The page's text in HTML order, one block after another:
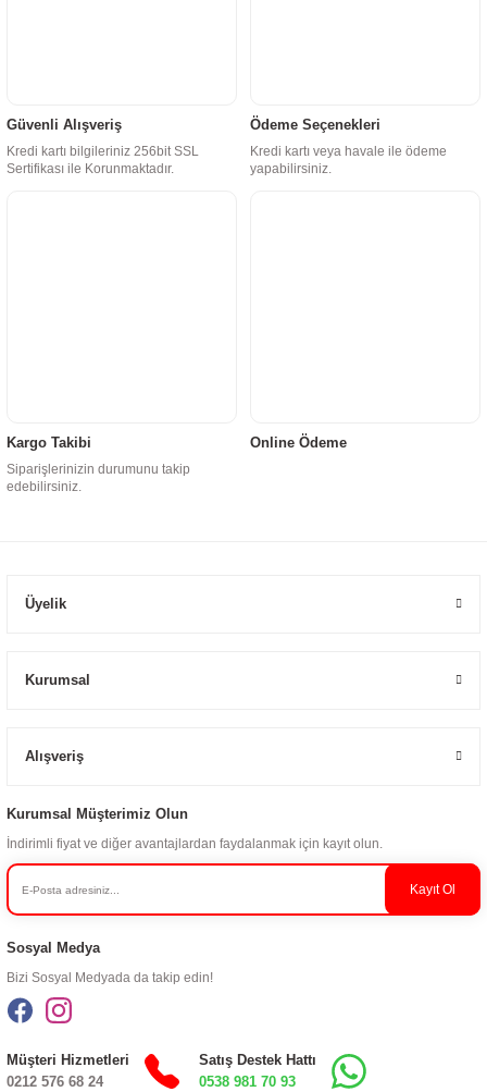
Güvenli Alışveriş
Kredi kartı bilgileriniz 256bit SSL
Sertifikası ile Korunmaktadır.
Ödeme Seçenekleri
Kredi kartı veya havale ile ödeme
yapabilirsiniz.
Kargo Takibi
Siparişlerinizin durumunu takip
edebilirsiniz.
Online Ödeme
Üyelik
Kurumsal
Alışveriş
Kurumsal Müşterimiz Olun
İndirimli fiyat ve diğer avantajlardan faydalanmak için kayıt olun.
Kayıt Ol
Sosyal Medya
Bizi Sosyal Medyada da takip edin!
Müşteri Hizmetleri
0212 576 68 24
Satış Destek Hattı
0538 981 70 93